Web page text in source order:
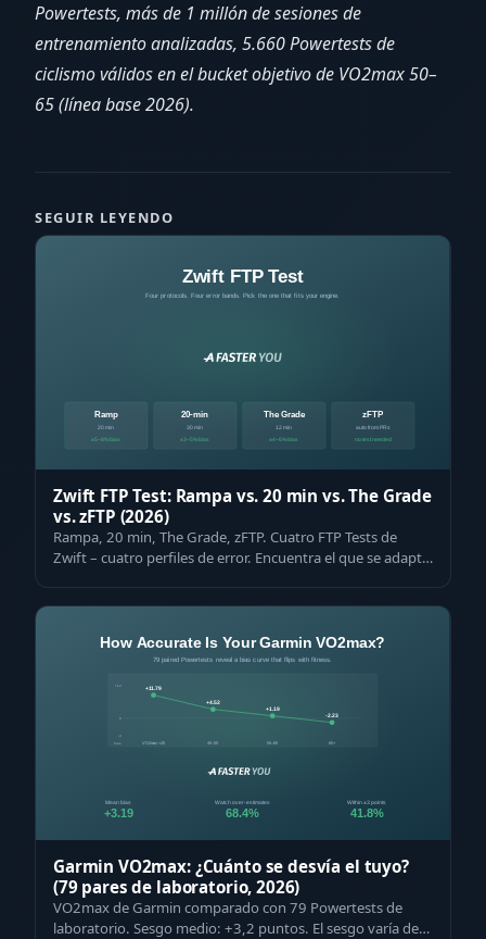
Powertests, más de 1 millón de sesiones de
entrenamiento analizadas, 5.660 Powertests de
ciclismo válidos en el bucket objetivo de VO2max 50–
65 (línea base 2026).
SEGUIR LEYENDO
Zwift FTP Test: Rampa vs. 20 min vs. The Grade
vs. zFTP (2026)
Rampa, 20 min, The Grade, zFTP. Cuatro FTP Tests de
Zwift – cuatro perfiles de error. Encuentra el que se adapta
Garmin VO2max: ¿Cuánto se desvía el tuyo?
(79 pares de laboratorio, 2026)
VO2max de Garmin comparado con 79 Powertests de
laboratorio. Sesgo medio: +3,2 puntos. El sesgo varía de